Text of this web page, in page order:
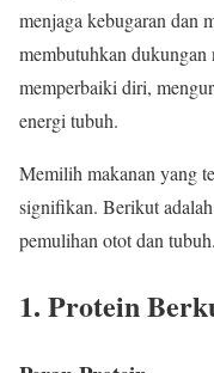
menjaga kebugaran dan
membutuhkan dukungan
memperbaiki diri,
energi tubuh.
Memilih makanan yang
signifikan. Berikut
pemulihan otot dan tubuh.
1. Protein